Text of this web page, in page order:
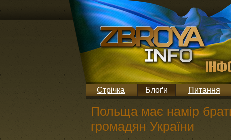
Стрічка Блоґи Питання
Польща має намір
громадян України